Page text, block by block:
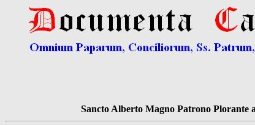
Sancto Alberto Magno Patrono Plorante